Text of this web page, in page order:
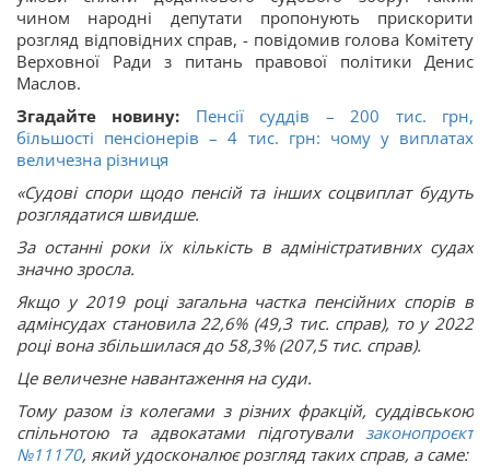
чином народні депутати пропонують прискорити
розгляд відповідних справ, - повідомив голова Комітету
Верховної Ради з питань правової політики Денис
Маслов.
Згадайте новину:
Пенсії суддів – 200 тис. грн,
більшості пенсіонерів – 4 тис. грн: чому у виплатах
величезна різниця
«Судові спори щодо пенсій та інших соцвиплат будуть
розглядатися швидше.
За останні роки їх кількість в адміністративних судах
значно зросла.
Якщо у 2019 році загальна частка пенсійних спорів в
адмінсудах становила 22,6% (49,3 тис. справ), то у 2022
році вона збільшилася до 58,3% (207,5 тис. справ).
Це величезне навантаження на суди.
Тому разом із колегами з різних фракцій, суддівською
спільнотою та адвокатами підготували законопроєкт
№11170, який удосконалює розгляд таких справ, а саме: